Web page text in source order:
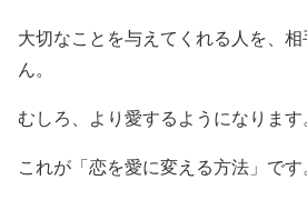
大切なことを与えてくれる人を、
ん。
むしろ、より愛するようになります
これが「恋を愛に変える方法」です